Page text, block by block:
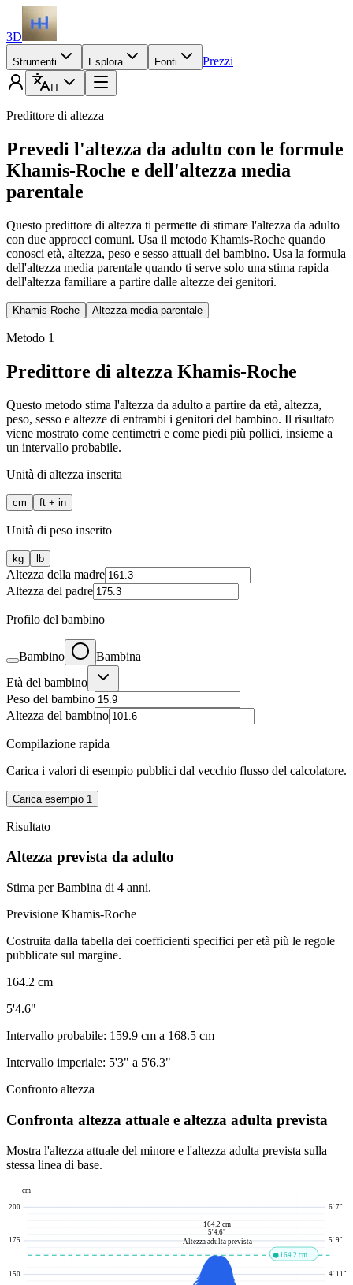
3D
Strumenti Esplora Fonti Prezzi
IT
Predittore di altezza
Prevedi l'altezza da adulto con le formule
Khamis-Roche e dell'altezza media
parentale
Questo predittore di altezza ti permette di stimare l'altezza da adulto
con due approcci comuni. Usa il metodo Khamis-Roche quando
conosci età, altezza, peso e sesso attuali del bambino. Usa la formula
dell'altezza media parentale quando ti serve solo una stima rapida
dell'altezza familiare a partire dalle altezze dei genitori.
Khamis-Roche Altezza media parentale
Metodo 1
Predittore di altezza Khamis-Roche
Questo metodo stima l'altezza da adulto a partire da età, altezza,
peso, sesso e altezze di entrambi i genitori del bambino. Il risultato
viene mostrato come centimetri e come piedi più pollici, insieme a
un intervallo probabile.
Unità di altezza inserita
cm ft + in
Unità di peso inserito
kg lb
Altezza della madre
Altezza del padre
Profilo del bambino
Bambino
Bambina
Età del bambino
Peso del bambino
Altezza del bambino
Compilazione rapida
Carica i valori di esempio pubblici dal vecchio flusso del calcolatore.
Carica esempio 1
Risultato
Altezza prevista da adulto
Stima per Bambina di 4 anni.
Previsione Khamis-Roche
Costruita dalla tabella dei coefficienti specifici per età più le regole
pubblicate sul margine.
164.2 cm
5'4.6"
Intervallo probabile: 159.9 cm a 168.5 cm
Intervallo imperiale: 5'3" a 5'6.3"
Confronto altezza
Confronta altezza attuale e altezza adulta prevista
Mostra l'altezza attuale del minore e l'altezza adulta prevista sulla
stessa linea di base.
150 4' 11"
175 5' 9"
200 6' 7"
164.2 cm
164.2 cm
5'4.6"
Altezza adulta prevista
cm